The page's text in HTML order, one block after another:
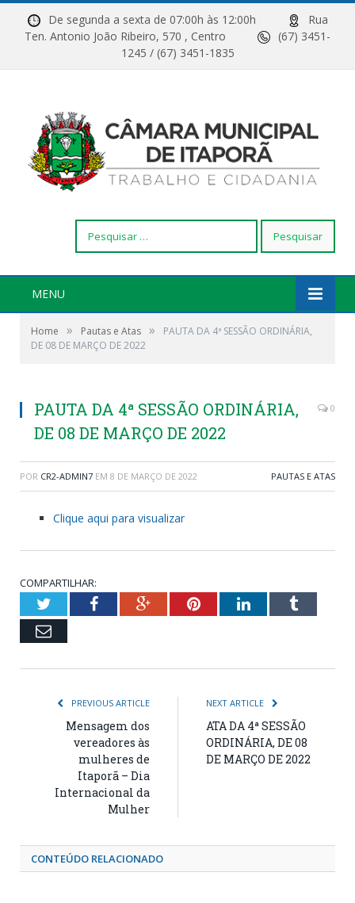
De segunda a sexta de 07:00h às 12:00h
Rua
Ten. Antonio João Ribeiro, 570 , Centro
(67) 3451-
1245 / (67) 3451-1835
por:
MENU
Home » Pautas e Atas »
PAUTA DA 4ª SESSÃO ORDINÁRIA,
DE 08 DE MARÇO DE 2022
PAUTA DA 4ª SESSÃO ORDINÁRIA,
DE 08 DE MARÇO DE 2022
0
POR CR2-ADMIN7 EM 8 DE MARÇO DE 2022 PAUTAS E ATAS
Clique aqui para visualizar
COMPARTILHAR:
TwitterFacebookGoogle+PinterestLinkedInTumblr
Email
PREVIOUS ARTICLE
Mensagem dos
vereadores às
mulheres de
Itaporã – Dia
Internacional da
Mulher
NEXT ARTICLE
ATA DA 4ª SESSÃO
ORDINÁRIA, DE 08
DE MARÇO DE 2022
CONTEÚDO RELACIONADO